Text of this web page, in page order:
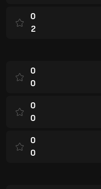
0
2
0
0
0
0
0
0